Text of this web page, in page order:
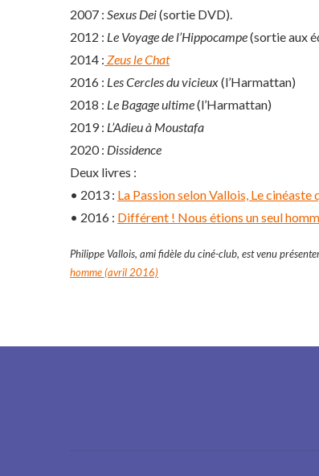
2007 : Sexus Dei(sortie DVD).
2012 : Le Voyage de l’Hippocampe(sortie aux
2014 : Zeus le Chat
2016 : Les Cercles du vicieux(l’Harmattan)
2018 : Le Bagage ultime(l’Harmattan)
2019 : L’Adieu à Moustafa
2020 : Dissidence
Deux livres :
• 2013 : La Passion selon Vallois, Le cinéaste
• 2016 : Différent ! Nous étions un seul
Philippe Vallois, ami fidèle du ciné-club, est venu
homme (avril 2016)